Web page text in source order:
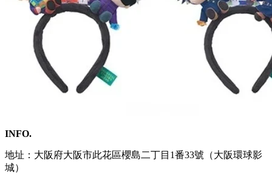
INFO.
地址：大阪府大阪市此花區櫻島二丁目1番33號（大阪環球影
城）